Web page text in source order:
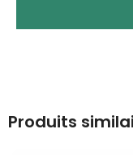
Produits